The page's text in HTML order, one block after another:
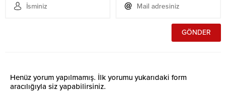
Henüz yorum yapılmamış. İlk yorumu yukarıdaki form
aracılığıyla siz yapabilirsiniz.